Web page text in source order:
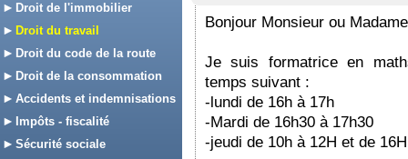
Droit de l'immobilier
Droit du travail
Droit du code de la route
Droit de la consommation
Accidents et indemnisations
Impôts - fiscalité
Sécurité sociale
Bonjour Monsieur ou
Je suis formatrice en
temps suivant :
-lundi de 16h à 17h
-Mardi de 16h30 à 17h30
-jeudi de 10h à 12H et de